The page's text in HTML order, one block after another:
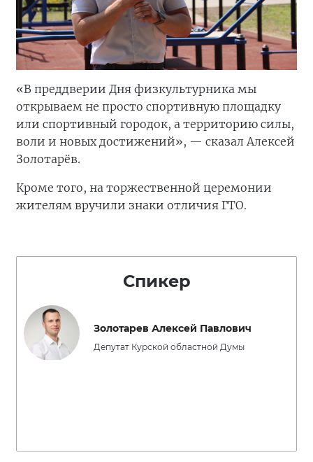
«В преддверии Дня физкультурника мы
открываем не просто спортивную площадку
или спортивный городок, а территорию силы,
воли и новых достижений», — сказал Алексей
Золотарёв.
Кроме того, на торжественной церемонии
жителям вручили знаки отличия ГТО.
Спикер
Золотарев Алексей Павлович
Депутат Курской областной Думы